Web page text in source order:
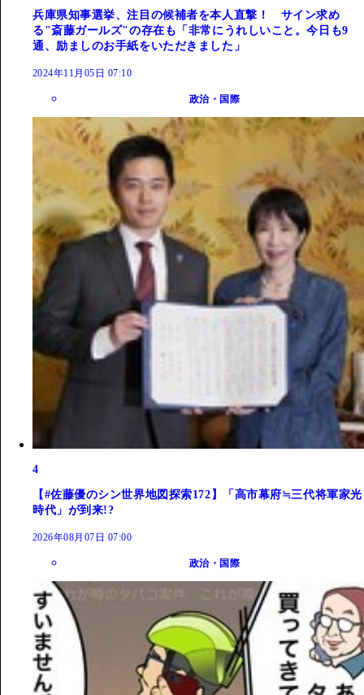
兵庫県知事選挙、注目の候補者を本人直撃！ サイン求め
る"斎藤ガールズ"の存在も「非常にうれしいこと。今日も9
通、励ましのお手紙をいただきました」
2024年11月05日 07:10
政治・国際
4
【#佐藤優のシン世界地図探索172】「高市幕府≒三代将軍家光
時代」が到来!?
2026年08月07日 07:00
政治・国際